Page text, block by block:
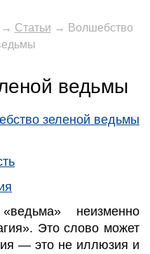
→ Статьи → Волшебство
ведьмы
неизменно
Это слово может
— это не иллюзия и